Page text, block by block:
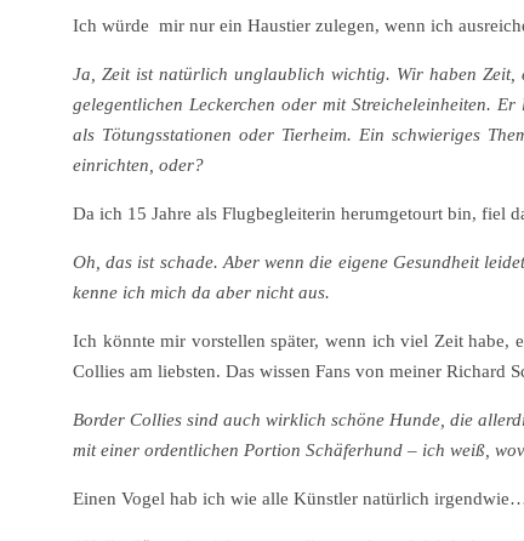
Ich würde mir nur ein Haustier zulegen, wenn ich
Ja, Zeit ist natürlich unglaublich wichtig. Wir haben Zeit,
gelegentlichen Leckerchen oder mit Streicheleinheiten.
als Tötungsstationen oder Tierheim. Ein schwieriges
einrichten, oder?
Da ich 15 Jahre als Flugbegleiterin herumgetourt bin, fiel
Oh, das ist schade. Aber wenn die eigene Gesundheit
kenne ich mich da aber nicht aus.
Ich könnte mir vorstellen später, wenn ich viel Zeit habe,
Collies am liebsten. Das wissen Fans von meiner Richard
Border Collies sind auch wirklich schöne Hunde, die
mit einer ordentlichen Portion Schäferhund – ich weiß,
Einen Vogel hab ich wie alle Künstler natürlich